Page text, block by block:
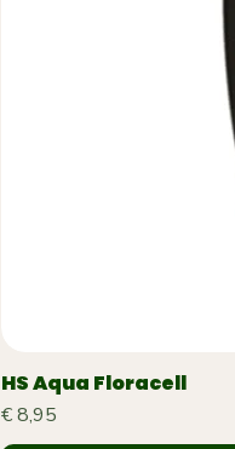
HS Aqua Floracell
Prijs
€ 8,95